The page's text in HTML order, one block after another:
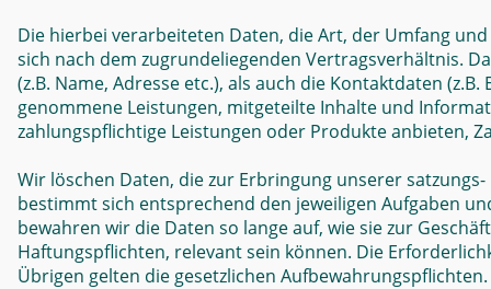
Die hierbei verarbeiteten Daten, die Art, der Umfang
sich nach dem zugrundeliegenden Vertragsverhältnis.
(z.B. Name, Adresse etc.), als auch die Kontaktdaten
genommene Leistungen, mitgeteilte Inhalte und
zahlungspflichtige Leistungen oder Produkte anbieten,
Wir löschen Daten, die zur Erbringung unserer
bestimmt sich entsprechend den jeweiligen Aufgaben
bewahren wir die Daten so lange auf, wie sie zur
Haftungspflichten, relevant sein können. Die
Übrigen gelten die gesetzlichen Aufbewahrungspflichten.